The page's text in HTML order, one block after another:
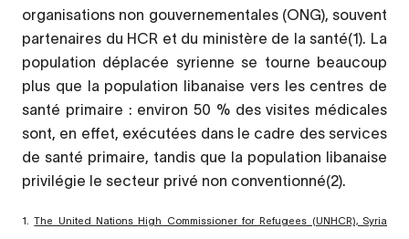
organisations non gouvernementales (ONG), souvent
partenaires du HCR et du ministère de la santé(1). La
population déplacée syrienne se tourne beaucoup
plus que la population libanaise vers les centres de
santé primaire : environ 50 % des visites médicales
sont, en effet, exécutées dans le cadre des services
de santé primaire, tandis que la population libanaise
privilégie le secteur privé non conventionné(2).
1.The United Nations High Commissioner for Refugees (UNHCR), Syria